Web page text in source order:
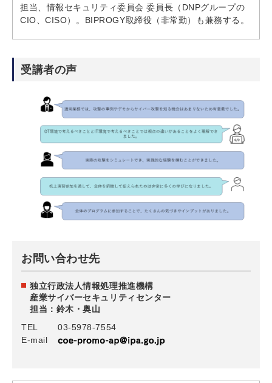
担当、情報セキュリティ委員会 委員長（DNPグループの
CIO、CISO）。BIPROGY取締役（非常勤）も兼務する。
受講者の声
お問い合わせ先
独立行政法人情報処理推進機構
産業サイバーセキュリティセンター
担当：鈴木・奥山
TEL
03-5978-7554
E-mail